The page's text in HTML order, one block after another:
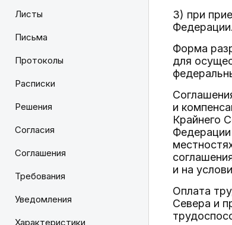
Листы
Письма
Протоколы
Расписки
Решения
Согласия
Соглашения
Требования
Уведомления
Характеристики
3) при
Федерации.
Форма
для
и
Крайнего
и на
Оплата
Севера и